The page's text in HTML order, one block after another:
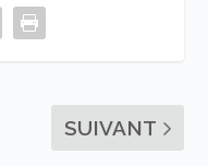
SUIVANT